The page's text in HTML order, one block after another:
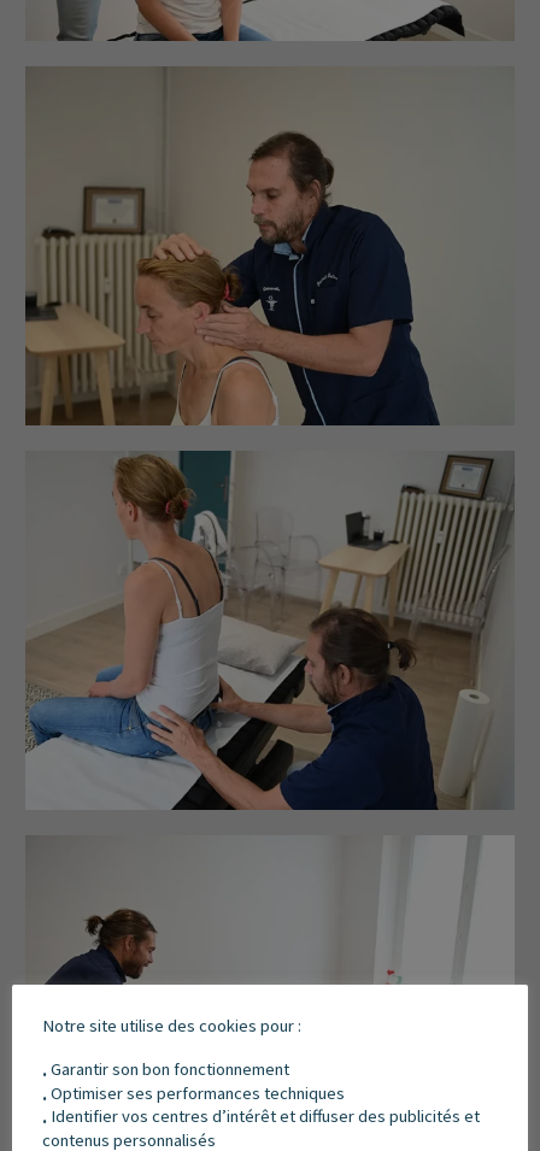
Notre site utilise des cookies pour :
.Garantir son bon fonctionnement
.Optimiser ses performances techniques
. Identifier vos centres d’intérêt et diffuser des publicités et
contenus personnalisés